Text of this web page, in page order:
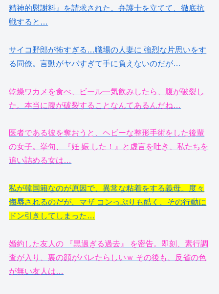
精神的慰謝料』を請求された。弁護士を立てて、徹底抗
戦すると…
サイコ野郎が怖すぎる…職場の人妻に 強烈な片思いをす
る同僚。言動がヤバすぎて手に負えないのだが…
乾燥ワカメを食べ、ビール一気飲みしたら、腹が破裂し
た。本当に腹が破裂することなんてあるんだね…
医者である彼を奪おうと、ヘビーな整形手術をした後輩
の女子。挙句、『妊 娠 した！』と虚言を吐き、私たちを
追い詰める女は…
私が韓国籍なのが原因で、異常な粘着をする義母。度々
侮辱されるのだが、マザ コンっぷりも酷く、その行動に
ドン引きしてしまった…
婚約した友人の 『黒過ぎる過去』 を密告。即刻、素行調
査が入り、裏の顔がバレたらしいｗ その後も、反省の色
が無い友人は…